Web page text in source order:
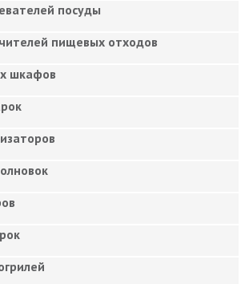
посуды
пищевых отходов
шкафов